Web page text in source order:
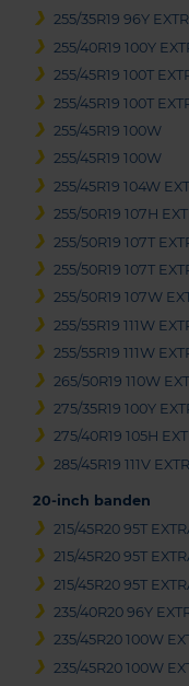
255/35R19 96Y
255/40R19 100Y
255/45R19 100T
255/45R19 100T
255/45R19 100W
255/45R19 100W
255/45R19 104W
255/50R19 107H
255/50R19 107T
255/50R19 107T
255/50R19 107W
255/55R19 111W
255/55R19 111W
265/50R19 110W
275/35R19 100Y
275/40R19 105H
285/45R19 111V
20-inch banden
215/45R20 95T
215/45R20 95T
215/45R20 95T
235/40R20 96Y
235/45R20 100W
235/45R20 100W